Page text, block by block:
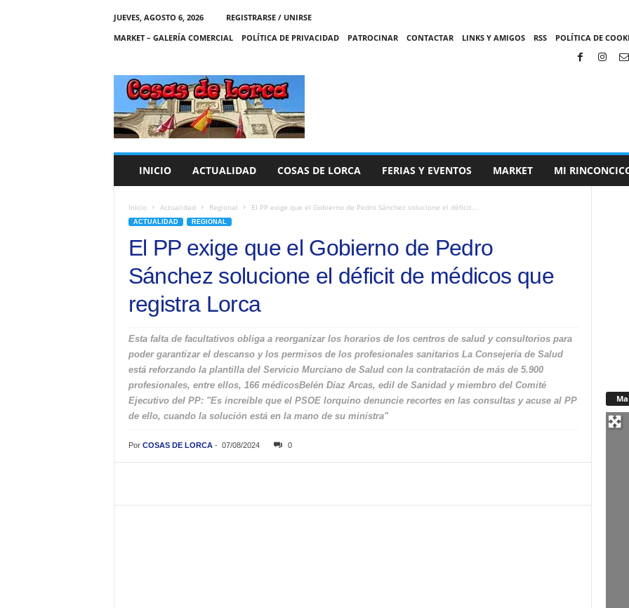
JUEVES, AGOSTO 6, 2026
REGISTRARSE / UNIRSE
MARKET – GALERÍA COMERCIAL
POLÍTICA DE PRIVACIDAD PATROCINAR CONTACTAR LINKS Y AMIGOS RSS POLÍTICA DE
C
A
S
INICIO ACTUALIDAD COSAS DE LORCA FERIAS Y EVENTOS MARKET MI
Inicio Actualidad Regional El PP exige que el Gobierno de Pedro Sánchez solucione el déficit...
ACTUALIDAD REGIONAL
El PP exige que el Gobierno de Pedro
Sánchez solucione el déficit de médicos que
registra Lorca
Esta falta de facultativos obliga a reorganizar los horarios de los centros de salud y consultorios para
poder garantizar el descanso y los permisos de los profesionales sanitarios La Consejería de Salud
está reforzando la plantilla del Servicio Murciano de Salud con la contratación de más de 5.900
profesionales, entre ellos, 166 médicosBelén Díaz Arcas, edil de Sanidad y miembro del Comité
Ejecutivo del PP: "Es increíble que el PSOE lorquino denuncie recortes en las consultas y acuse al PP
de ello, cuando la solución está en la mano de su ministra"
Por COSAS DE LORCA- 07/08/2024 0